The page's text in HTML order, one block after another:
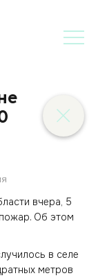
вчера, 5
Об этом
в селе
метров